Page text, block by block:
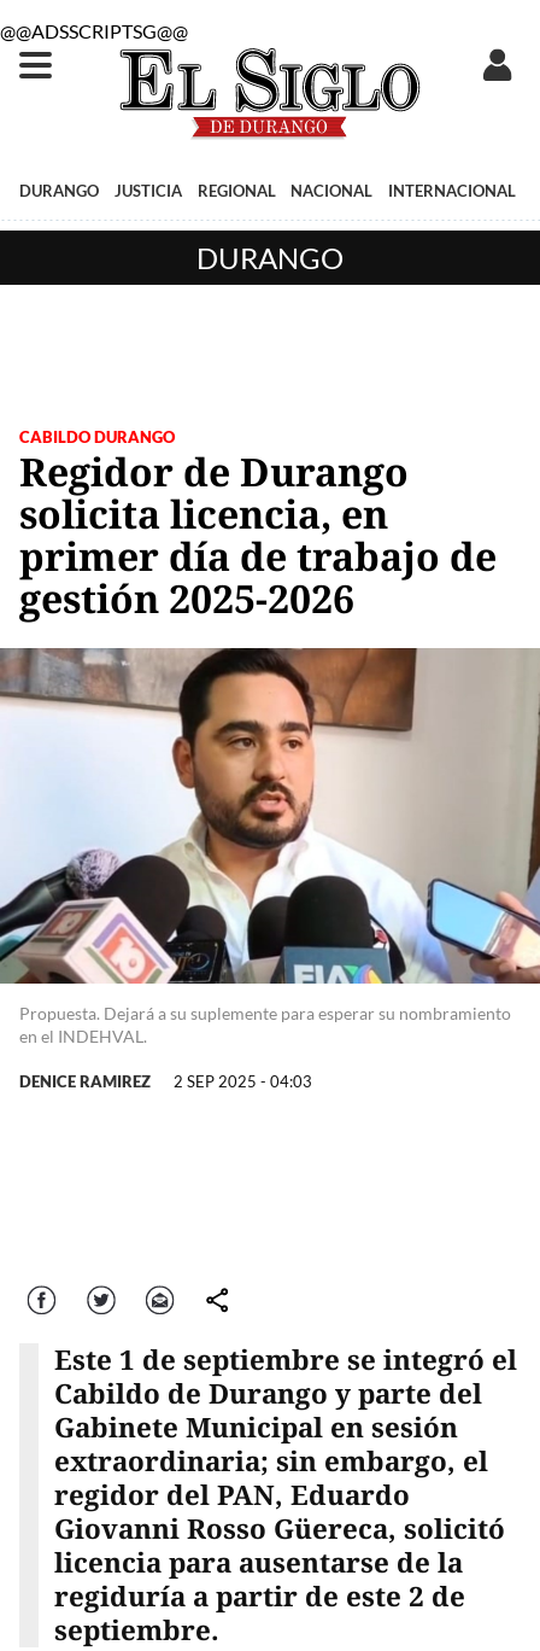
@@ADSSCRIPTSG@@
DURANGO JUSTICIA REGIONAL NACIONAL INTERNACIONAL
DURANGO
CABILDO DURANGO
Regidor de Durango
solicita licencia, en
primer día de trabajo de
gestión 2025-2026
Propuesta. Dejará a su suplemente para esperar su nombramiento
en el INDEHVAL.
DENICE RAMIREZ 2 SEP 2025 - 04:03
Facebook Twitter Correo comparte
Este 1 de septiembre se integró el
Cabildo de Durango y parte del
Gabinete Municipal en sesión
extraordinaria; sin embargo, el
regidor del PAN, Eduardo
Giovanni Rosso Güereca, solicitó
licencia para ausentarse de la
regiduría a partir de este 2 de
septiembre.